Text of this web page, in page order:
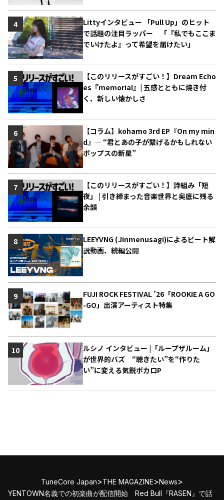
Littyインタビュー 「Pull Up」のヒット
で話題の注目ラッパー 「『私でもここま
でいけたよ』って希望を届けたい」
4
【このリリースがすごい！】Dream Echo
es『memorial』| 五感とともに焼き付
く、新しい懐かしさ
5
【コラム】kohamo 3rd EP『On my min
d』― “君とあの子が繋げるかもしれない
ポップスの新星”
6
【このリリースがすごい！】詩組み「短
夜」 | 引き締まった音楽世界と奥底に残る
余韻
7
LEEYVNG (Jinmenusagi)によるビート解
説動画、続編公開
8
FUJI ROCK FESTIVAL ’26「ROOKIE A GO
-GO」出演アーティスト特集
9
ルシノ インタビュー |「ループザルーム」
が世界的バズ “聴きたい”を“作りた
い”に変える気鋭ボカロP
10
TuneCore Japan>THE MAGAZINE>News>
YENTOWN名義での初楽曲が配信開始 Red Bull『RASEN』で話